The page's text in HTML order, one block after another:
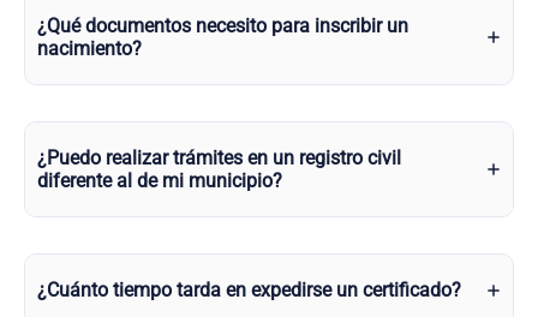
¿Qué documentos necesito para inscribir un
nacimiento?
¿Puedo realizar trámites en un registro civil
diferente al de mi municipio?
¿Cuánto tiempo tarda en expedirse un certificado?